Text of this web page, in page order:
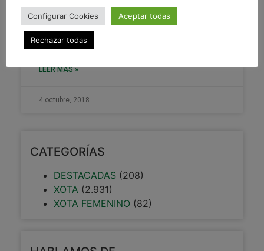
Nuevo proyecto: «SOMOS
VERDES, SOMOS ROJOS»
LEER MÁS »
4 octubre, 2018
CATEGORÍAS
DESTACADAS (208)
XOTA (2.931)
XOTA FEMENINO (82)
Configurar Cookies Aceptar todas
Rechazar todas